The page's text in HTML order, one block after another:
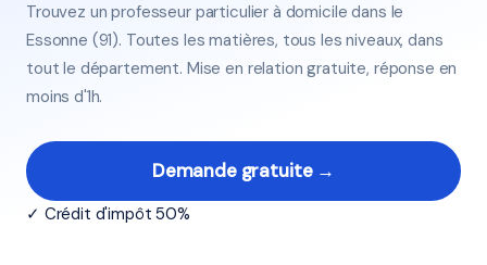
Trouvez un professeur particulier à domicile dans le
Essonne (91). Toutes les matières, tous les niveaux, dans
tout le département. Mise en relation gratuite, réponse en
moins d'1h.
Demande gratuite →
✓ Crédit d'impôt 50%